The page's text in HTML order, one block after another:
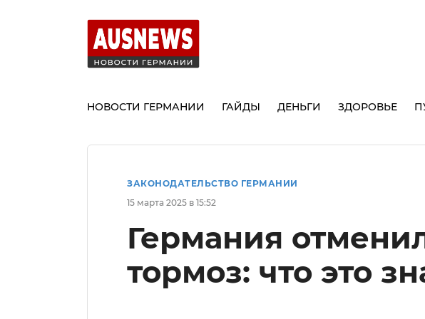
НОВОСТИ ГЕРМАНИИ ГАЙДЫ ДЕНЬГИ ЗДОРОВЬЕ
ЗАКОНОДАТЕЛЬСТВО ГЕРМАНИИ
15 марта 2025 в 15:52
Германия
тормоз: что это